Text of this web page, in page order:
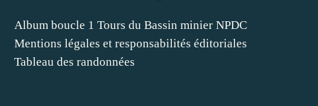
Album boucle 1 Tours du Bassin minier NPDC
Mentions légales et responsabilités éditoriales
Tableau des randonnées